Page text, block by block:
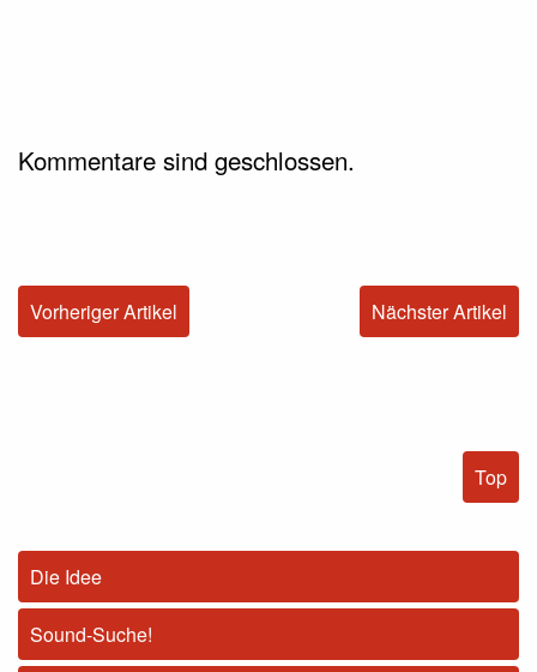
Kommentare sind geschlossen.
Nächster Artikel
Vorheriger Artikel
Top
Die Idee
Sound-Suche!